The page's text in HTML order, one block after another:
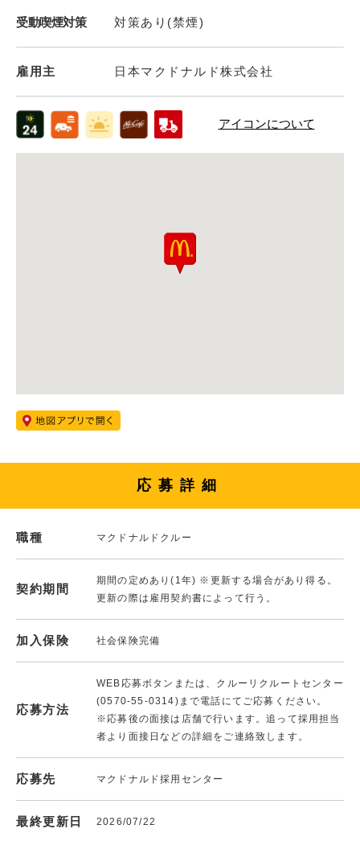
受動喫煙対策 対策あり(禁煙)
雇用主 日本マクドナルド株式会社
アイコンについて
応募詳細
職種 マクドナルドクルー
契約期間
期間の定めあり(1年) ※更新する場合があり得る。
更新の際は雇用契約書によって行う。
加入保険 社会保険完備
応募方法
WEB応募ボタンまたは、クルーリクルートセンター
(0570-55-0314)まで電話にてご応募ください。
※応募後の面接は店舗で行います。追って採用担当
者より面接日などの詳細をご連絡致します。
応募先 マクドナルド採用センター
最終更新日 2026/07/22